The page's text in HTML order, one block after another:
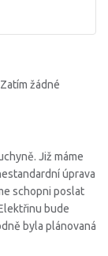
Zatím žádné
Již máme
úprava
schopni poslat
bude
byla plánovaná